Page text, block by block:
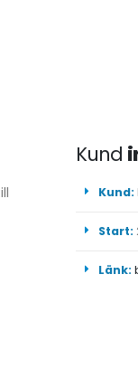
Kund
Kund:
Start:
Länk: